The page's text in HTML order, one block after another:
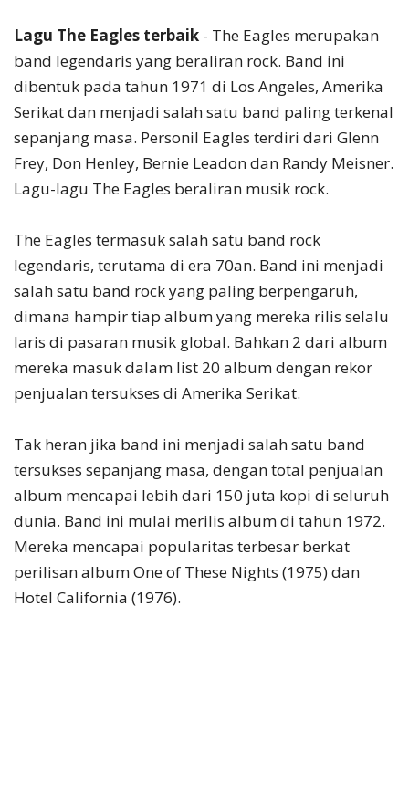
Lagu The Eagles terbaik - The Eagles merupakan
band legendaris yang beraliran rock. Band ini
dibentuk pada tahun 1971 di Los Angeles, Amerika
Serikat dan menjadi salah satu band paling terkenal
sepanjang masa. Personil Eagles terdiri dari Glenn
Frey, Don Henley, Bernie Leadon dan Randy Meisner.
Lagu-lagu The Eagles beraliran musik rock.
The Eagles termasuk salah satu band rock
legendaris, terutama di era 70an. Band ini menjadi
salah satu band rock yang paling berpengaruh,
dimana hampir tiap album yang mereka rilis selalu
laris di pasaran musik global. Bahkan 2 dari album
mereka masuk dalam list 20 album dengan rekor
penjualan tersukses di Amerika Serikat.
Tak heran jika band ini menjadi salah satu band
tersukses sepanjang masa, dengan total penjualan
album mencapai lebih dari 150 juta kopi di seluruh
dunia. Band ini mulai merilis album di tahun 1972.
Mereka mencapai popularitas terbesar berkat
perilisan album One of These Nights (1975) dan
Hotel California (1976).